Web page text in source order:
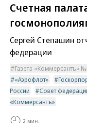
Счетная
Сергей Степашин
федерации
Газета «Коммерсантъ»
«Аэрофлот»
России
Совет
«Коммерсантъ»
2 мин.